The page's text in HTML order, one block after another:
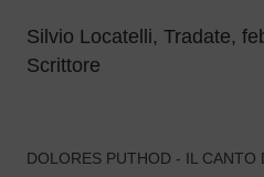
Silvio Locatelli, Tradate,
Scrittore
DOLORES PUTHOD - IL CANTO